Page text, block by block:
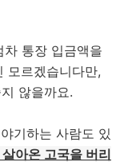
통장 입금액을
모르겠습니다만,
않을까요.
기하는 사람도 있
아온 고국을 버리